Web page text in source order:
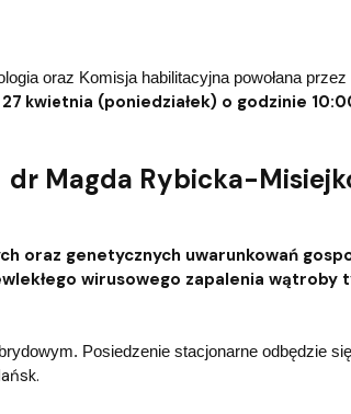
oraz Komisja habilitacyjna powołana
27 kwietnia (poniedziałek) o godzinie
dr Magda Rybicka-
oraz genetycznych uwarunkowań
wirusowego zapalenia wątroby
Posiedzenie stacjonarne odbędzie